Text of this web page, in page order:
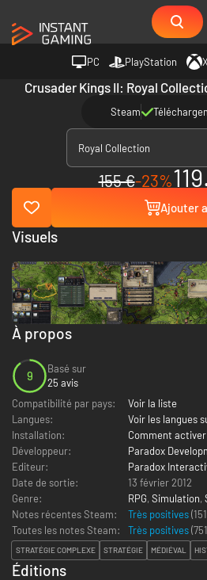
PC PlayStation
Crusader Kings II: Royal
Steam
Royal Collection
155 €-23%
Ajouter
À propos
9
Basé sur
25 avis
Compatibilité par pays:
Voir la liste
Langues:
Voir les langues
Installation:
Comment
Développeur:
Paradox
Editeur:
Paradox
Date de sortie:
13 février 2012
Genre:
RPG, Simulation,
Notes récentes Steam:
Très positives
Toutes les notes Steam:
Très positives(
STRATÉGIE COMPLEXE STRATÉGIE MÉDIÉVAL
Éditions
Visuels